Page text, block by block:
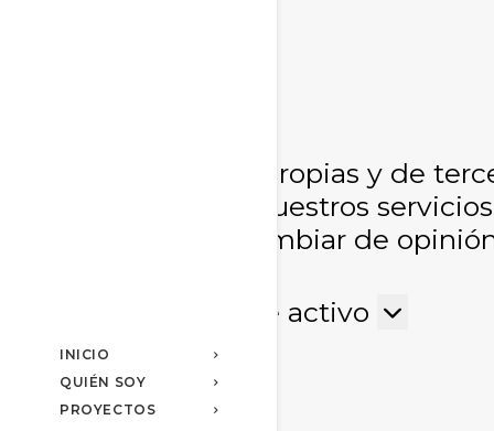
Utilizamos cookies propias y de
usuarios y mejorar nuestros
Siempre, puedes cambiar de
Funcional
Siempre activo
Preferencias
Preferencias
Estadísticas
Estadísticas
INICIO
QUIÉN SOY
PROYECTOS